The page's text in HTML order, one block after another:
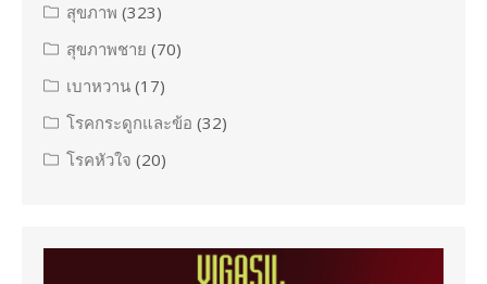
สุขภาพ (323)
สุขภาพชาย (70)
เบาหวาน (17)
โรคกระดูกและข้อ (32)
โรคหัวใจ (20)